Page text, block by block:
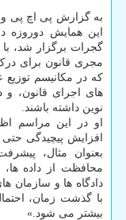
به گزارش پی اچ پی و
این همایش دوروزه
گجرات برگزار شد،
مجری قانون برای
که در مکانیسم
های اجرای قانون، و
نوین داشته باشند.
او در این مراسم
افزایش پیچیدگی
بعنوان مثال،
محافظت از داده
دادگاه ها و سازمان
با گذشت زمان،
بیشتر می شود.»